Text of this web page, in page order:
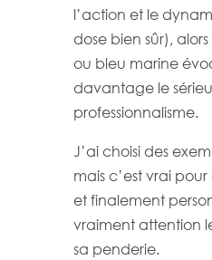
l’action et le
dose bien sûr),
ou bleu marine
davantage le
professionnalisme.
J’ai choisi des
mais c’est vrai
et finalement
vraiment attention
sa penderie.